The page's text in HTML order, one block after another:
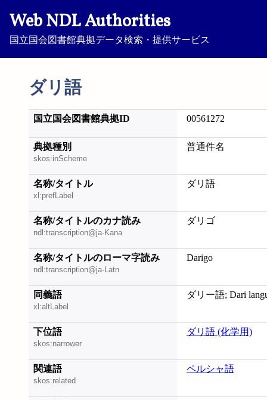
Web NDL Authorities
国立国会図書館典拠データ検索・提供サービス
ダリ語
国立国会図書館典拠ID 00561272
典拠種別
skos:inScheme
普通件名
名称/タイトル
xl:prefLabel
ダリ語
名称/タイトルのカナ読み
ndl:transcription@ja-Kana
ダリゴ
名称/タイトルのローマ字読み
ndl:transcription@ja-Latn
Darigo
同義語
xl:altLabel
ダリー語; Dari
下位語
skos:narrower
ダリ語 (化学用)
関連語
skos:related
ペルシャ語